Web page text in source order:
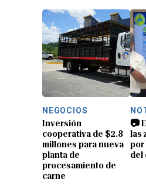
NEGOCIOS
Inversión
cooperativa de $2.8
millones para nueva
planta de
procesamiento de
carne
📷
las
por
del